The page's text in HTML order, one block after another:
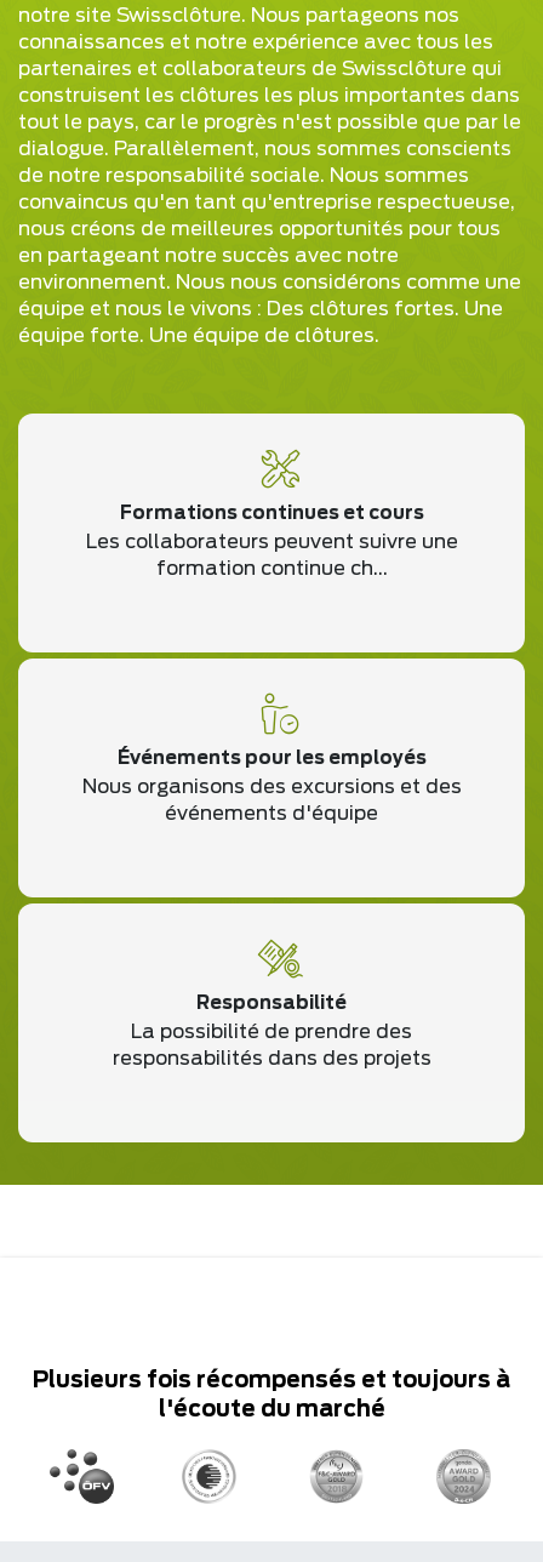
notre site Swissclôture. Nous partageons nos
connaissances et notre expérience avec tous les
partenaires et collaborateurs de Swissclôture qui
construisent les clôtures les plus importantes dans
tout le pays, car le progrès n'est possible que par le
dialogue. Parallèlement, nous sommes conscients
de notre responsabilité sociale. Nous sommes
convaincus qu'en tant qu'entreprise respectueuse,
nous créons de meilleures opportunités pour tous
en partageant notre succès avec notre
environnement. Nous nous considérons comme une
équipe et nous le vivons : Des clôtures fortes. Une
équipe forte. Une équipe de clôtures.
Formations continues et cours
Les collaborateurs peuvent suivre une
formation continue ch...
Événements pour les employés
Nous organisons des excursions et des
événements d'équipe
Responsabilité
La possibilité de prendre des
responsabilités dans des projets
Plusieurs fois récompensés et toujours à
l'écoute du marché